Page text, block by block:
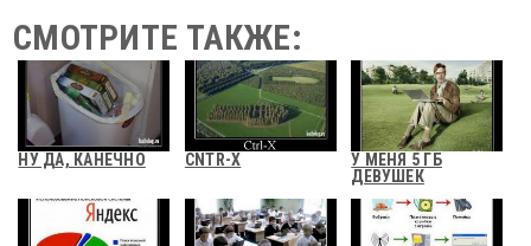
СМОТРИТЕ ТАКЖЕ:
НУ ДА, КАНЕЧНО CNTR-X
У МЕНЯ 5 ГБ
ДЕВУШЕК